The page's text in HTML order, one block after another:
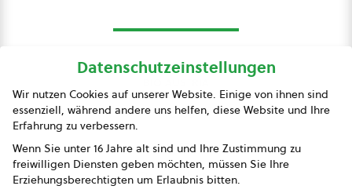
Presse
Impressum
Datenschutz
Datenschutzeinstellungen
Wir nutzen Cookies auf unserer Website. Einige von ihnen sind
essenziell, während andere uns helfen, diese Website und Ihre
Erfahrung zu verbessern.
Wenn Sie unter 16 Jahre alt sind und Ihre Zustimmung zu
freiwilligen Diensten geben möchten, müssen Sie Ihre
Erziehungsberechtigten um Erlaubnis bitten.